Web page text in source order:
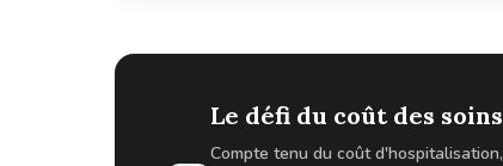
Le défi du coût des soins
Compte tenu du coût